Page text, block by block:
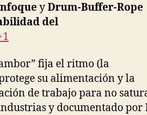
yDrum-Buffer-Rope
del
fija el ritmo (la
su alimentación y la
de trabajo para no
y documentado por